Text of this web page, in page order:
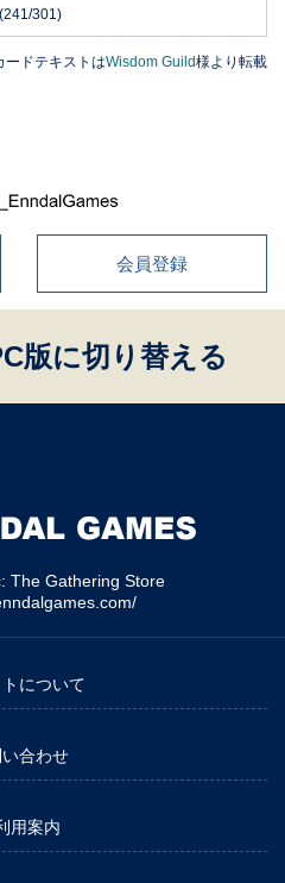
301)
ードテキストはWisdom Guild様より転載
会員登録
版に切り替える
The Gathering Store
について
合わせ
用案内